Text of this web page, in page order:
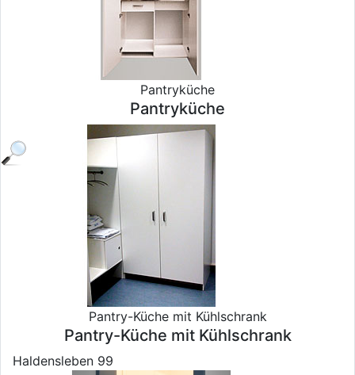
Pantryküche
Pantryküche
Pantry-Küche mit Kühlschrank
Pantry-Küche mit Kühlschrank
Haldensleben 99